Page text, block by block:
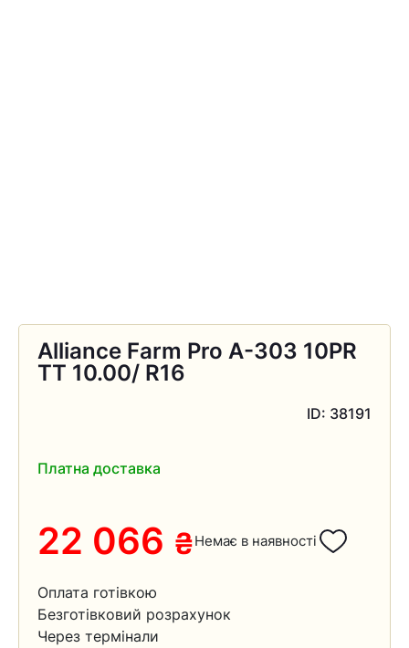
Alliance Farm Pro A-303 10PR
TT 10.00/ R16
ID: 38191
Платна доставка
22 066 ₴Немає в наявності
Оплата готівкою
Безготівковий розрахунок
Через термінали